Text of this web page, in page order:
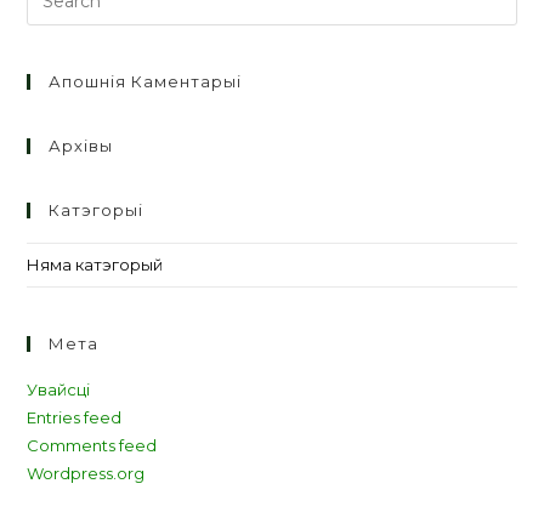
Апошнія Каментарыі
Архівы
Катэгорыі
Няма катэгорый
Мета
Увайсці
Entries feed
Comments feed
Wordpress.org